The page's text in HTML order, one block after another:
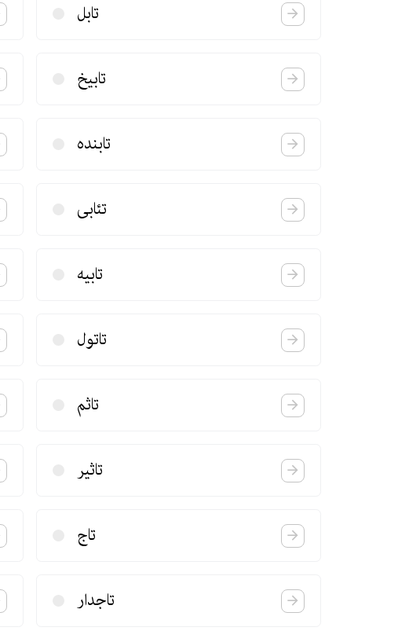
تابل
تابیخ
تابنده
تئابی
تابیه
تاتول
تاثم
تاثیر
تاج
تاجدار